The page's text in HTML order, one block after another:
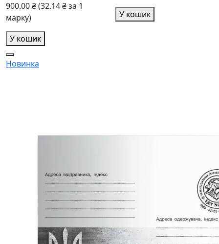
900.00 ₴(32.14 ₴ за 1
марку)
У кошик
У кошик
Новинка